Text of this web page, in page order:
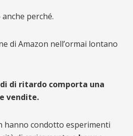
perché.
di Amazon nell’ormai lontano
di ritardo comporta una
vendite.
hanno condotto esperimenti